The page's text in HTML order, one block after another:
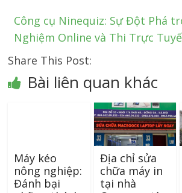
Công cụ Ninequiz: Sự Đột Phá
Nghiệm Online và Thi Trực
Share This Post:
Bài liên quan khác
Máy kéo
nông nghiệp:
Đánh bại
Địa chỉ sửa
chữa máy in
tại nhà